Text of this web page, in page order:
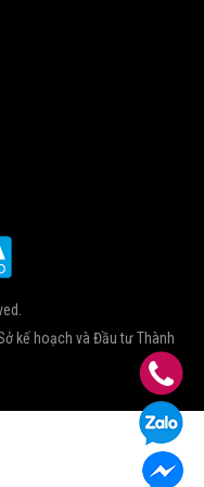
kế hoạch và Đầu tư Thành